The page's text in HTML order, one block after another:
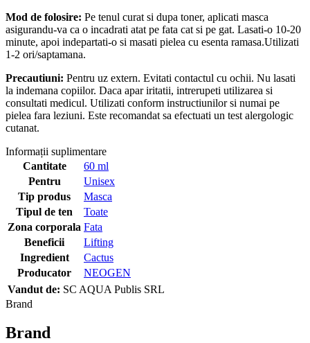
Mod de folosire: Pe tenul curat si dupa toner, aplicati masca
asigurandu-va ca o incadrati atat pe fata cat si pe gat. Lasati-o 10-20
minute, apoi indepartati-o si masati pielea cu esenta ramasa.Utilizati
1-2 ori/saptamana.
Precautiuni: Pentru uz extern. Evitati contactul cu ochii. Nu lasati
la indemana copiilor. Daca apar iritatii, intrerupeti utilizarea si
consultati medicul. Utilizati conform instructiunilor si numai pe
pielea fara leziuni. Este recomandat sa efectuati un test alergologic
cutanat.
Informații suplimentare
Cantitate
60 ml
Pentru
Unisex
Tip produs
Masca
Tipul de ten
Toate
Zona corporala Fata
Beneficii
Lifting
Ingredient
Cactus
Producator
NEOGEN
Vandut de: SC AQUA Publis SRL
Brand
Brand